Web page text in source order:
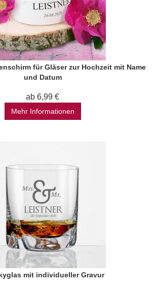
für Gläser zur Hochzeit mit Name
und Datum
ab 6,99 €
Mehr Informationen
mit individueller Gravur